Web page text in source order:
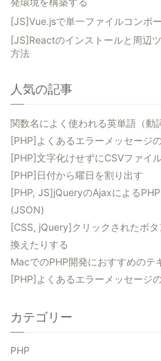
[JS]Vue.jsで単一ファイルコンポ
[JS]Reactのインストールと周辺
方法
人気の記事
関数名によく使われる英単語（動
[PHP]よくあるエラーメッセージ
[PHP]文字化けせずにCSVファイ
[PHP]日付から曜日を割り出す
[PHP, JS]jQueryのAjaxによる
(JSON)
[CSS, jQuery]クリックされたボ
換えたりする
MacでのPHP開発におすすめのテ
[PHP]よくあるエラーメッセージ
カテゴリー
PHP